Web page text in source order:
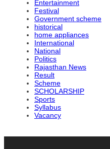
Entertainment
Festival
Government scheme
historical
home appliances
International
National
Politics
Rajasthan News
Result
Scheme
SCHOLARSHIP
Sports
Syllabus
Vacancy